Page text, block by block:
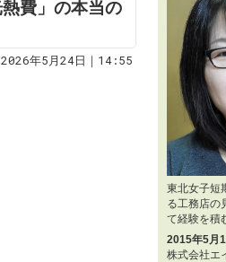
費」の本当の
2026年5月24日｜14:55
東北女子短
る工務店の
て経験を積
2015年5月
株式会社エ